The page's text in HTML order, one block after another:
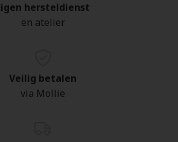
hersteldienst
en atelier
Veilig betalen
via Mollie